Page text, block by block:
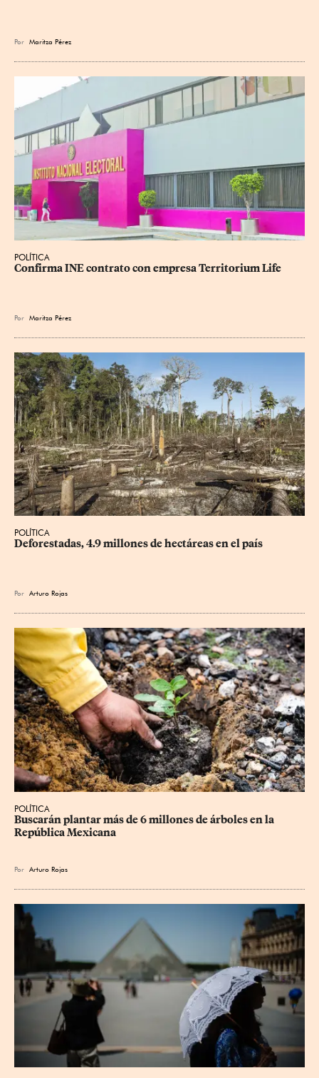
Por Maritza Pérez
POLÍTICA
Confirma INE contrato con empresa Territorium Life
Por Maritza Pérez
POLÍTICA
Deforestadas, 4.9 millones de hectáreas en el país
Por Arturo Rojas
POLÍTICA
Buscarán plantar más de 6 millones de árboles en la
República Mexicana
Por Arturo Rojas